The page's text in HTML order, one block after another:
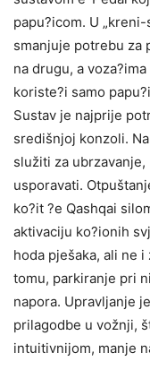
papu?icom. U
smanjuje potrebu za
na drugu, a
koriste?i samo
Sustav je najprije
središnjoj konzoli.
služiti za
usporavati.
ko?it ?e Qashqai
aktivaciju ko?ionih
hoda pješaka, ali ne
tomu, parkiranje pri
napora. Upravljanje
prilagodbe u vožnji,
intuitivnijom, manje